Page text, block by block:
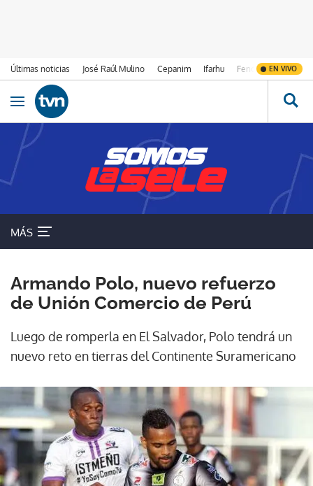
Últimas noticias José Raúl Mulino Cepanim Ifarhu Fenómeno de El
EN VIVO
Ir al contenido
Obrir navegació
MÁS
Armando Polo, nuevo refuerzo
de Unión Comercio de Perú
Luego de romperla en El Salvador, Polo tendrá un
nuevo reto en tierras del Continente Suramericano